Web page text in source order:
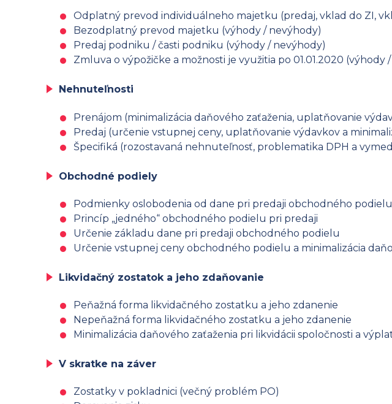
Odplatný prevod individuálneho majetku (predaj, vklad do ZI,
Bezodplatný prevod majetku (výhody / nevýhody)
Predaj podniku / časti podniku (výhody / nevýhody)
Zmluva o výpožičke a možnosti je využitia po 01.01.2020 (výhody
Nehnuteľnosti
Prenájom (minimalizácia daňového zaťaženia, uplatňovanie
Predaj (určenie vstupnej ceny, uplatňovanie výdavkov a
Špecifiká (rozostavaná nehnuteľnosť, problematika DPH a
Obchodné podiely
Podmienky oslobodenia od dane pri predaji obchodného podielu
Princíp „jedného“ obchodného podielu pri predaji
Určenie základu dane pri predaji obchodného podielu
Určenie vstupnej ceny obchodného podielu a minimalizácia
Likvidačný zostatok a jeho zdaňovanie
Peňažná forma likvidačného zostatku a jeho zdanenie
Nepeňažná forma likvidačného zostatku a jeho zdanenie
Minimalizácia daňového zaťaženia pri likvidácii spoločnosti a
V skratke na záver
Zostatky v pokladnici (večný problém PO)